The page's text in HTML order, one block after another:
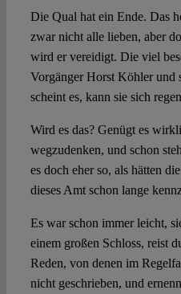
Die Qual hat ein Ende. Das
zwar nicht alle lieben, aber
wird er vereidigt. Die viel
Vorgänger Horst Köhler und
scheint es, kann sie sich
Wird es das? Genügt es
wegzudenken, und schon
es doch eher so, als hätten
dieses Amt schon lange
Es war schon immer leicht,
einem großen Schloss, reist
Reden, von denen im
nicht geschrieben, und